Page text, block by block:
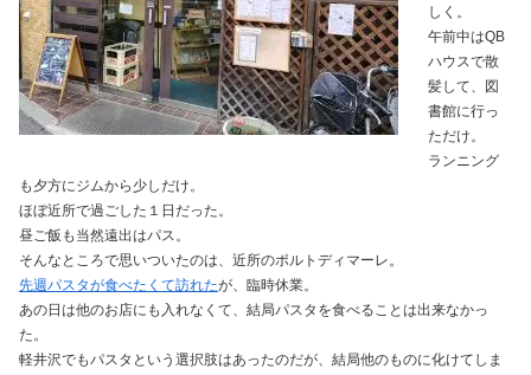
しく。
午前中はQB
ハウスで散
髪して、図
書館に行っ
ただけ。
ランニング
も夕方にジムから少しだけ。
ほぼ近所で過ごした１日だった。
昼ご飯も当然遠出はパス。
そんなところで思いついたのは、近所のポルトディマーレ。
先週パスタが食べたくて訪れたが、臨時休業。
あの日は他のお店にも入れなくて、結局パスタを食べることは出来なかっ
た。
軽井沢でもパスタという選択肢はあったのだが、結局他のものに化けてしま